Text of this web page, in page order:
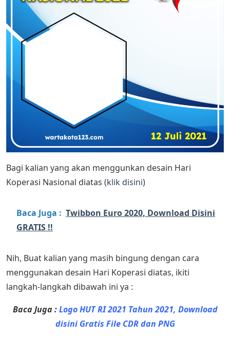
Bagi kalian yang akan menggunkan desain Hari
Koperasi Nasional diatas (klik disini)
Baca Juga : Twibbon Euro 2020, Download Disini
GRATIS !!
Nih, Buat kalian yang masih bingung dengan cara
menggunakan desain Hari Koperasi diatas, ikiti
langkah-langkah dibawah ini ya :
Baca Juga :Logo HUT RI 2021 Tahun 2021, Download
disini Gratis File CDR dan PNG